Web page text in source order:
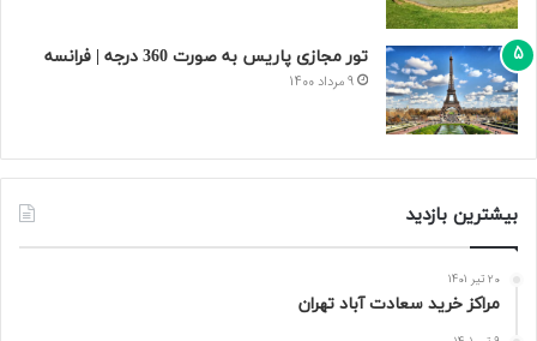
تور مجازی پاریس به صورت 360 درجه | فرانسه
9 مرداد 1400
بیشترین بازدید
20 تیر 1401
مراکز خرید سعادت‌ آباد تهران